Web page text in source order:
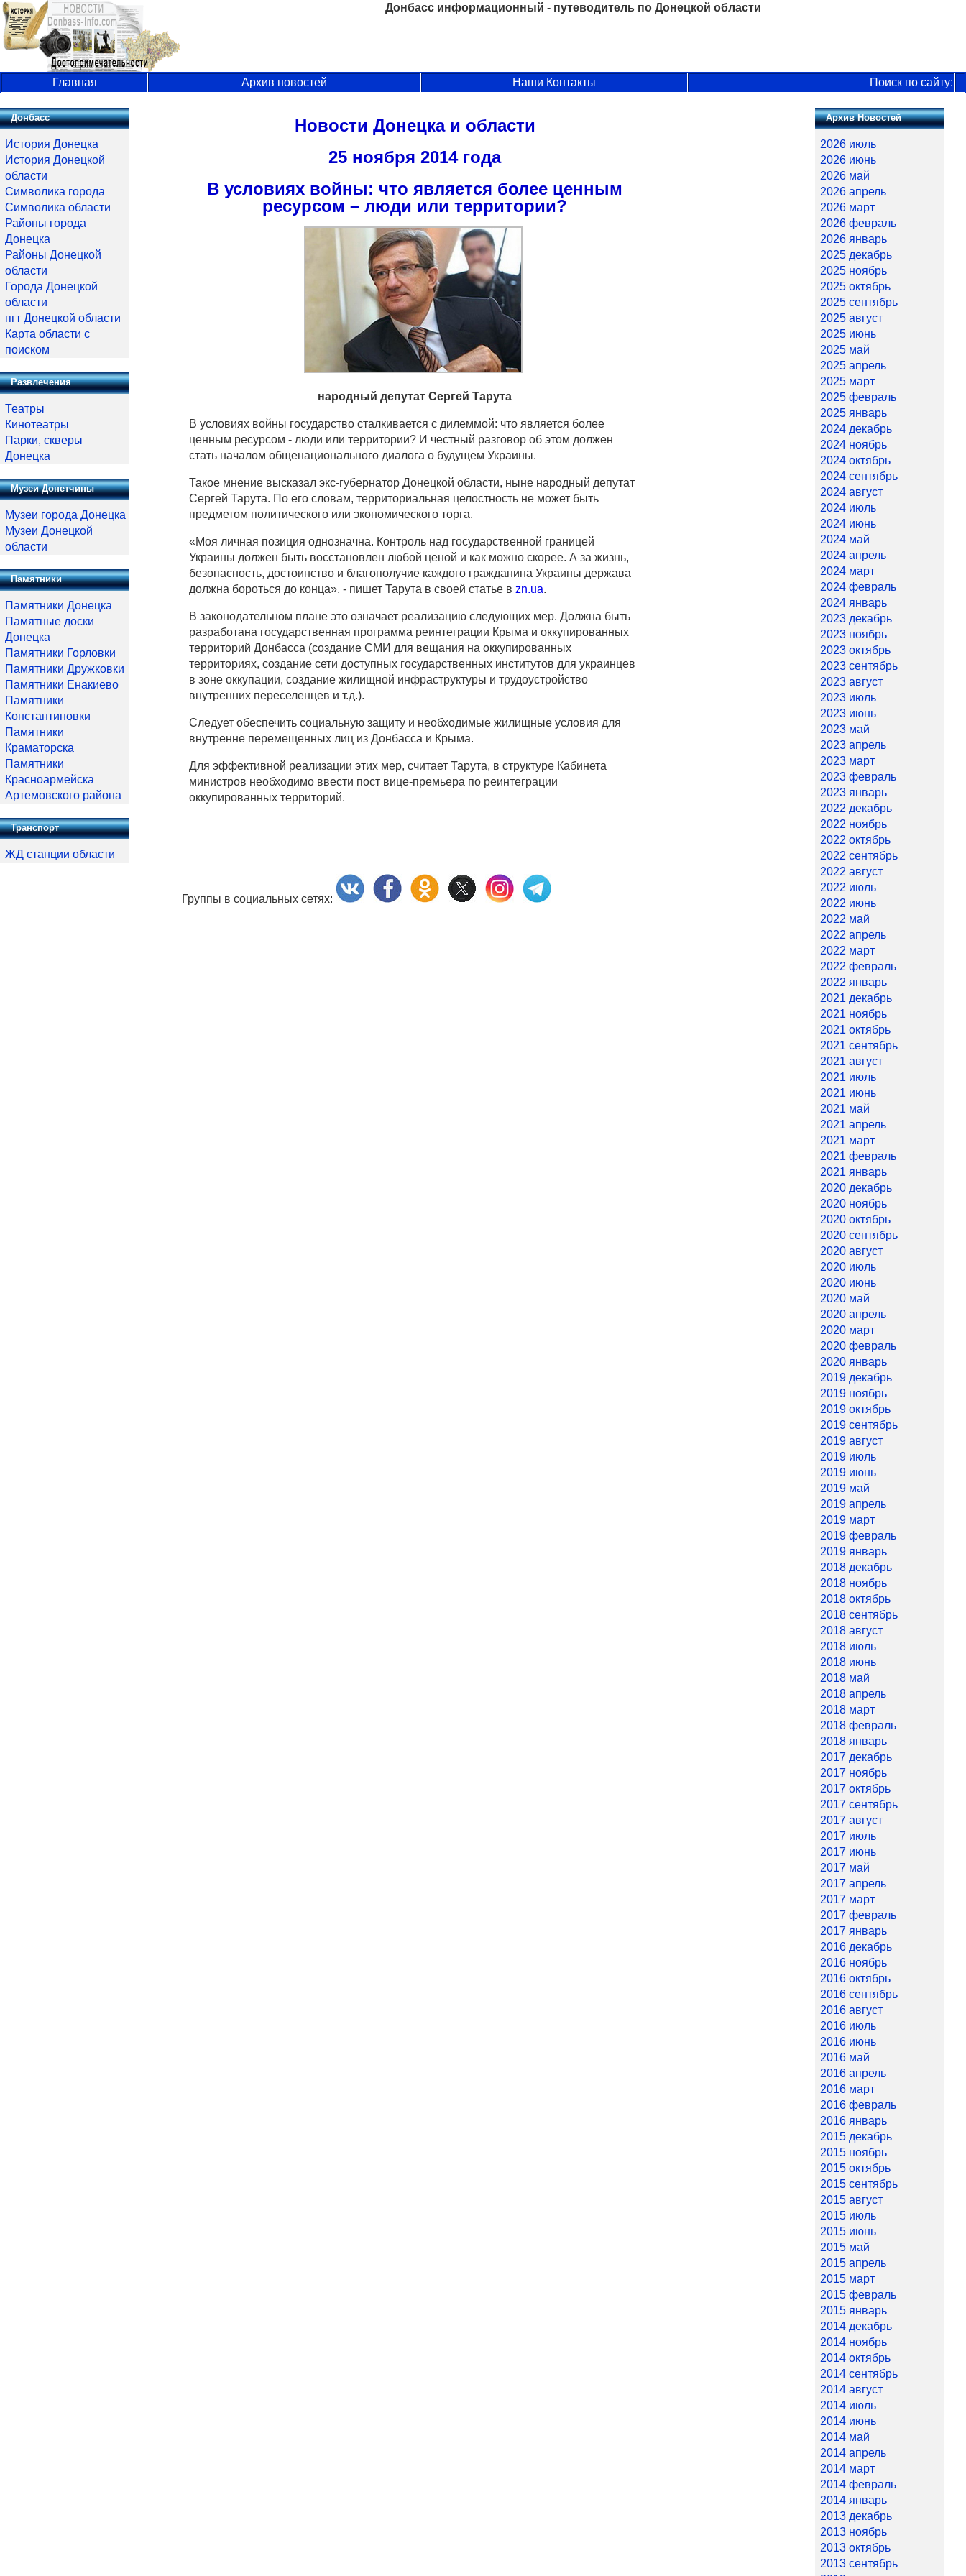
Донбасс информационный - путеводитель по Донецкой области
Главная Архив новостей Наши Контакты Поиск по сайту:
Новости Донецка и области
25 ноября 2014 года
В условиях войны: что является более ценным
ресурсом – люди или территории?
народный депутат Сергей Тарута
В условиях войны государство сталкивается с дилеммой: что является более
ценным ресурсом - люди или территории? И честный разговор об этом должен
стать началом общенационального диалога о будущем Украины.
Такое мнение высказал экс-губернатор Донецкой области, ныне народный депутат
Сергей Тарута. По его словам, территориальная целостность не может быть
предметом политического или экономического торга.
«Моя личная позиция однозначна. Контроль над государственной границей
Украины должен быть восстановлен любой ценой и как можно скорее. А за жизнь,
безопасность, достоинство и благополучие каждого гражданина Украины держава
должна бороться до конца», - пишет Тарута в своей статье в zn.ua.
В законодательном плане это означает реализацию следующих мер. Должна быть
разработана государственная программа реинтеграции Крыма и оккупированных
территорий Донбасса (создание СМИ для вещания на оккупированных
территориях, создание сети доступных государственных институтов для украинцев
в зоне оккупации, создание жилищной инфраструктуры и трудоустройство
внутренних переселенцев и т.д.).
Следует обеспечить социальную защиту и необходимые жилищные условия для
внутренне перемещенных лиц из Донбасса и Крыма.
Для эффективной реализации этих мер, считает Тарута, в структуре Кабинета
министров необходимо ввести пост вице-премьера по реинтеграции
оккупированных территорий.
Группы в социальных сетях:
Донбасс
История Донецка
История Донецкой
области
Символика города
Символика области
Районы города
Донецка
Районы Донецкой
области
Города Донецкой
области
пгт Донецкой области
Карта области с
поиском
Развлечения
Театры
Кинотеатры
Парки, скверы
Донецка
Музеи Донетчины
Музеи города Донецка
Музеи Донецкой
области
Памятники
Памятники Донецка
Памятные доски
Донецка
Памятники Горловки
Памятники Дружковки
Памятники Енакиево
Памятники
Константиновки
Памятники
Краматорска
Памятники
Красноармейска
Артемовского района
Транспорт
ЖД станции области
Архив Новостей
2026 июль
2026 июнь
2026 май
2026 апрель
2026 март
2026 февраль
2026 январь
2025 декабрь
2025 ноябрь
2025 октябрь
2025 сентябрь
2025 август
2025 июнь
2025 май
2025 апрель
2025 март
2025 февраль
2025 январь
2024 декабрь
2024 ноябрь
2024 октябрь
2024 сентябрь
2024 август
2024 июль
2024 июнь
2024 май
2024 апрель
2024 март
2024 февраль
2024 январь
2023 декабрь
2023 ноябрь
2023 октябрь
2023 сентябрь
2023 август
2023 июль
2023 июнь
2023 май
2023 апрель
2023 март
2023 февраль
2023 январь
2022 декабрь
2022 ноябрь
2022 октябрь
2022 сентябрь
2022 август
2022 июль
2022 июнь
2022 май
2022 апрель
2022 март
2022 февраль
2022 январь
2021 декабрь
2021 ноябрь
2021 октябрь
2021 сентябрь
2021 август
2021 июль
2021 июнь
2021 май
2021 апрель
2021 март
2021 февраль
2021 январь
2020 декабрь
2020 ноябрь
2020 октябрь
2020 сентябрь
2020 август
2020 июль
2020 июнь
2020 май
2020 апрель
2020 март
2020 февраль
2020 январь
2019 декабрь
2019 ноябрь
2019 октябрь
2019 сентябрь
2019 август
2019 июль
2019 июнь
2019 май
2019 апрель
2019 март
2019 февраль
2019 январь
2018 декабрь
2018 ноябрь
2018 октябрь
2018 сентябрь
2018 август
2018 июль
2018 июнь
2018 май
2018 апрель
2018 март
2018 февраль
2018 январь
2017 декабрь
2017 ноябрь
2017 октябрь
2017 сентябрь
2017 август
2017 июль
2017 июнь
2017 май
2017 апрель
2017 март
2017 февраль
2017 январь
2016 декабрь
2016 ноябрь
2016 октябрь
2016 сентябрь
2016 август
2016 июль
2016 июнь
2016 май
2016 апрель
2016 март
2016 февраль
2016 январь
2015 декабрь
2015 ноябрь
2015 октябрь
2015 сентябрь
2015 август
2015 июль
2015 июнь
2015 май
2015 апрель
2015 март
2015 февраль
2015 январь
2014 декабрь
2014 ноябрь
2014 октябрь
2014 сентябрь
2014 август
2014 июль
2014 июнь
2014 май
2014 апрель
2014 март
2014 февраль
2014 январь
2013 декабрь
2013 ноябрь
2013 октябрь
2013 сентябрь